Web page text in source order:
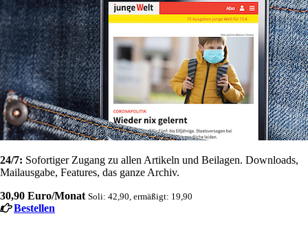
24/7: Sofortiger Zugang zu allen Artikeln und Beilagen. Downloads,
Mailausgabe, Features, das ganze Archiv.
30,90 Euro/Monat Soli: 42,90, ermäßigt: 19,90
Bestellen